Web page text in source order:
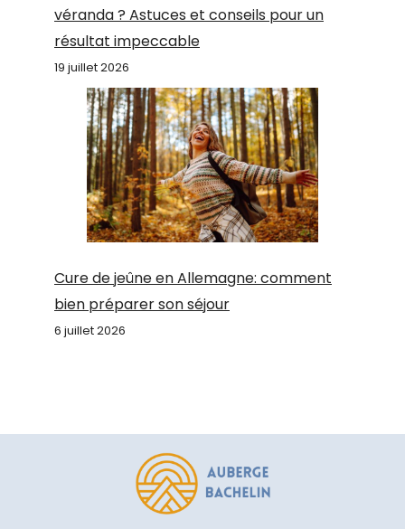
véranda ? Astuces et conseils pour un
résultat impeccable
19 juillet 2026
Cure de jeûne en Allemagne: comment
bien préparer son séjour
6 juillet 2026